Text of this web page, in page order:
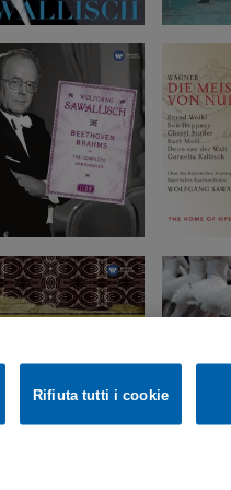
Rifiuta tutti i cookie